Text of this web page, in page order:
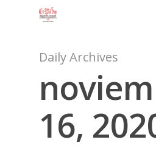
Daily Archives
16,